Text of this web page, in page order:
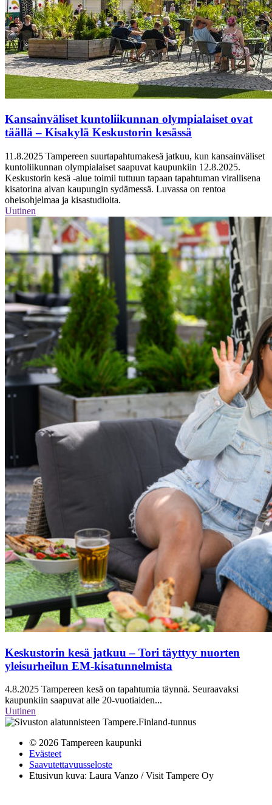
Kansainväliset kuntoliikunnan olympialaiset ovat
täällä – Kisakylä Keskustorin kesässä
11.8.2025 Tampereen suurtapahtumakesä jatkuu, kun kansainväliset
kuntoliikunnan olympialaiset saapuvat kaupunkiin 12.8.2025.
Keskustorin kesä -alue toimii tuttuun tapaan tapahtuman virallisena
kisatorina aivan kaupungin sydämessä. Luvassa on rentoa
oheisohjelmaa ja kisastudioita.
Uutinen
Keskustorin kesä jatkuu – Tori täyttyy nuorten
yleisurheilun EM-kisatunnelmista
4.8.2025 Tampereen kesä on tapahtumia täynnä. Seuraavaksi
kaupunkiin saapuvat alle 20-vuotiaiden...
Uutinen
© 2026 Tampereen kaupunki
Evästeet
Saavutettavuusseloste
Etusivun kuva: Laura Vanzo / Visit Tampere Oy